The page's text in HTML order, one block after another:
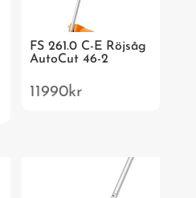
FS 261.0 C-E Röjsåg
AutoCut 46-2
11990kr